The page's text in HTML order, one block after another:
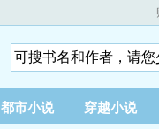
都市小说 穿越小说